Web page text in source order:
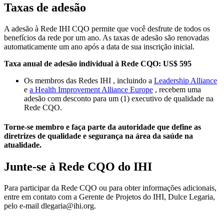
Taxas de adesão
A adesão à Rede IHI CQO permite que você desfrute de todos os
benefícios da rede por um ano. As taxas de adesão são renovadas
automaticamente um ano após a data de sua inscrição inicial.
Taxa anual de adesão individual à Rede CQO: US$ 595
Os membros das Redes IHI , incluindo a Leadership Alliance
e a Health Improvement Alliance Europe , recebem uma
adesão com desconto para um (1) executivo de qualidade na
Rede CQO.
Torne-se membro e faça parte da autoridade que define as
diretrizes de qualidade e segurança na área da saúde na
atualidade.
Junte-se à Rede CQO do IHI
Para participar da Rede CQO ou para obter informações adicionais,
entre em contato com a Gerente de Projetos do IHI, Dulce Legaria,
pelo e-mail dlegaria@ihi.org.